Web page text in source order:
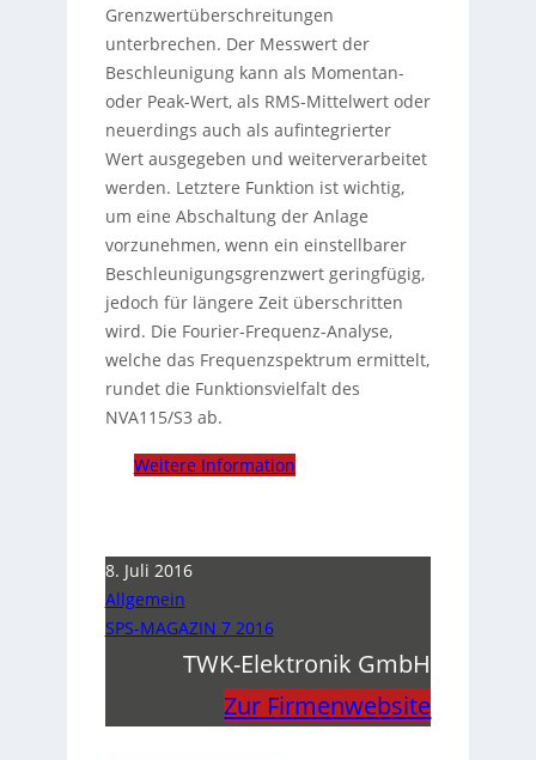
Grenzwertüberschreitungen
unterbrechen. Der Messwert der
Beschleunigung kann als Momentan-
oder Peak-Wert, als RMS-Mittelwert oder
neuerdings auch als aufintegrierter
Wert ausgegeben und weiterverarbeitet
werden. Letztere Funktion ist wichtig,
um eine Abschaltung der Anlage
vorzunehmen, wenn ein einstellbarer
Beschleunigungsgrenzwert geringfügig,
jedoch für längere Zeit überschritten
wird. Die Fourier-Frequenz-Analyse,
welche das Frequenzspektrum ermittelt,
rundet die Funktionsvielfalt des
NVA115/S3 ab.
Weitere Information
8. Juli 2016
Allgemein
SPS-MAGAZIN 7 2016
TWK-Elektronik GmbH
Zur Firmenwebsite